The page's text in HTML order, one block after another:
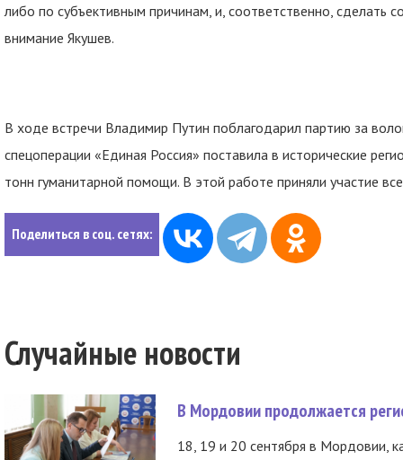
либо по субъективным причинам, и, соответственно, сделать
внимание Якушев.
В ходе встречи Владимир Путин поблагодарил партию за
спецоперации «Единая Россия» поставила в исторические
тонн гуманитарной помощи. В этой работе приняли участие
Поделиться в соц. сетях:
Случайные новости
В Мордовии продолжается
18, 19 и 20 сентября в Мордовии,